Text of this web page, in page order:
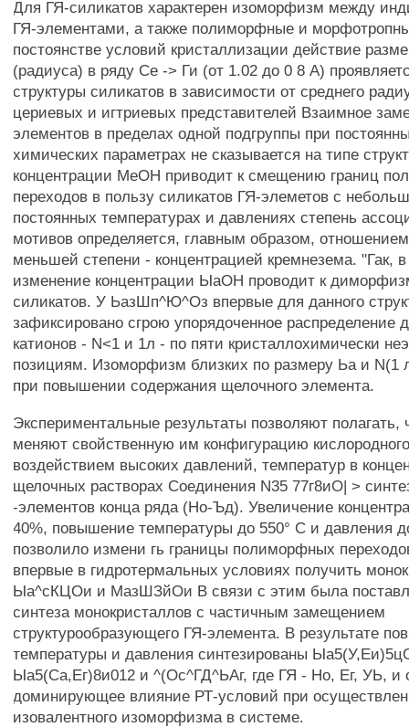
Для ГЯ-силикатов характерен изоморфизм между
ГЯ-элементами, а также полиморфные и
постоянстве условий кристаллизации действие
(радиуса) в ряду Се -> Ги (от 1.02 до 0 8 А)
структуры силикатов в зависимости от среднего
цериевых и игтриевых представителей Взаимное
элементов в пределах одной подгруппы при
химических параметрах не сказывается на типе
концентрации МеОН приводит к смещению границ
переходов в пользу силикатов ГЯ-элеметов с
постоянных температурах и давлениях степень
мотивов определяется, главным образом,
меньшей степени - концентрацией кремнезема. "Гак,
изменение концентрации ЫаОН проводит к
силикатов. У ЬазШп^Ю^Оз впервые для данного
зафиксировано сгрою упорядоченное распределение
катионов - N<1 и 1л - по пяти кристаллохимически
позициям. Изоморфизм близких по размеру Ьа и N(1
при повышении содержания щелочного элемента.
Экспериментальные результаты позволяют полагать,
меняют свойственную им конфигурацию
воздействием высоких давлений, температур в
щелочных растворах Соединения N35 77г8иО| >
-элементов конца ряда (Но-Ъд). Увеличение
40%, повышение температуры до 550° С и давления
позволило измени гь границы полиморфных
впервые в гидротермальных условиях получить
Ыа^сКЦОи и МазШЗйОи В связи с этим была
синтеза монокристаллов с частичным замещением
структурообразующего ГЯ-элемента. В результате
температуры и давления синтезированы
Ыа5(Са,Ег)8и012 и ^(Ос^ГД^ЬАг, где ГЯ - Но, Ег, УЬ, и
доминирующее влияние РТ-условий при
изовалентного изоморфизма в системе.